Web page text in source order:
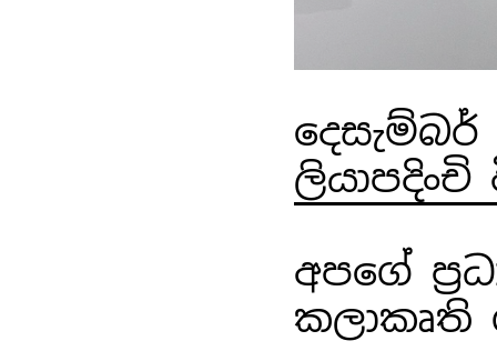
දෙසැම්බර්
අපගේ
කලාකෘති